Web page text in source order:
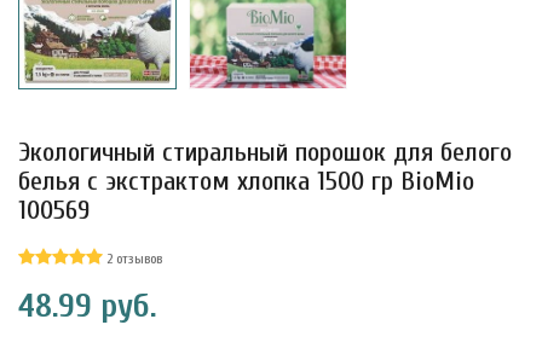
с
в
Укрепление
Экологичный стиральный порошок для белого
белья с экстрактом хлопка 1500 гр BioMio
100569
2 отзывов
48.99 руб.